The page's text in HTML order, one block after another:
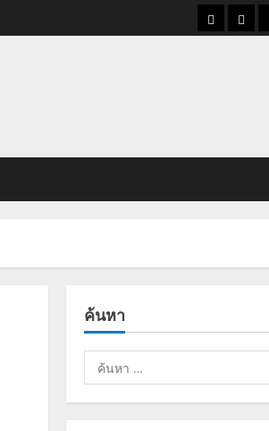
ราคาแนว
ค้นหา
ค้นหา
สำหรับ: